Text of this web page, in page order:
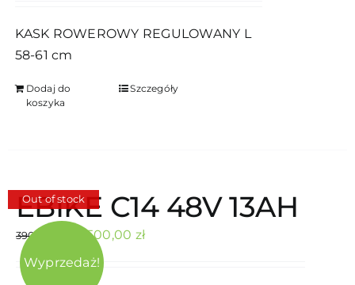
KASK ROWEROWY REGULOWANY L
58-61 cm
Dodaj do
koszyka
Szczegóły
Out of stock
Wyprzedaż!
EBIKE C14 48V 13AH
3900,00
Pierwotna
cena
wynosiła:
3500,00 złAktualna